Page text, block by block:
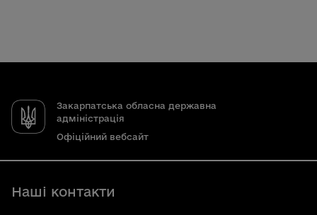
Закарпатська обласна державна
адміністрація
Офіційний вебсайт
Наші контакти